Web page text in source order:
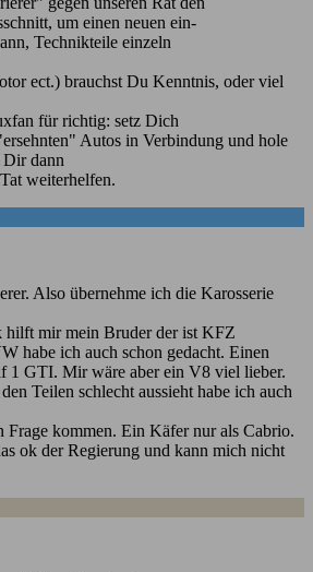
um einen neuen ein-
Technikteile einzeln
ect.) brauchst Du Kenntnis, oder viel
für richtig: setz Dich
Autos in Verbindung und hole
dann
weiterhelfen.
Also übernehme ich die Karosserie
hilft mir mein Bruder der ist KFZ
habe ich auch schon gedacht. Einen
1 GTI. Mir wäre aber ein V8 viel lieber.
Teilen schlecht aussieht habe ich auch
Frage kommen. Ein Käfer nur als Cabrio.
ok der Regierung und kann mich nicht